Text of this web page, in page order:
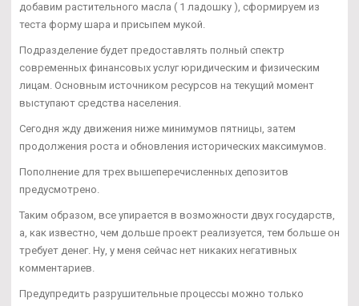
добавим растительного масла ( 1 ладошку ), сформируем из
теста форму шара и присыпем мукой.
Подразделение будет предоставлять полный спектр
современных финансовых услуг юридическим и физическим
лицам. Основным источником ресурсов на текущий момент
выступают средства населения.
Сегодня жду движения ниже минимумов пятницы, затем
продолжения роста и обновления исторических максимумов.
Пополнение для трех вышеперечисленных депозитов
предусмотрено.
Таким образом, все упирается в возможности двух государств,
а, как известно, чем дольше проект реализуется, тем больше он
требует денег. Ну, у меня сейчас нет никаких негативных
комментариев.
Предупредить разрушительные процессы можно только